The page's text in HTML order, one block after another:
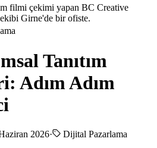
Tanıtım
Adım Adım
2026·
Dijital Pazarlama